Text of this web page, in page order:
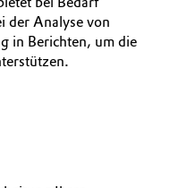
der Analyse von
in Berichten, um die